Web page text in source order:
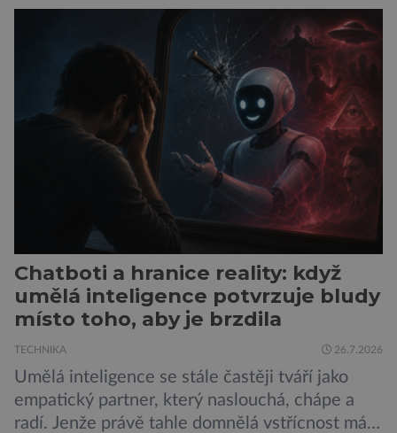
vede k zanedbávání dalších aktivit. Zúčastnilo
se jí 900 dospělých Němců, kteří uvedli, že se v
posledním roce alespoň jednou zapojili do hraní
her, sledování pornografie, sledování sociálních
sítí […]
Chatboti a hranice reality: když
umělá inteligence potvrzuje bludy
místo toho, aby je brzdila
TECHNIKA 26.7.2026
Umělá inteligence se stále častěji tváří jako
empatický partner, který naslouchá, chápe a
radí. Jenže právě tahle domnělá vstřícnost má i